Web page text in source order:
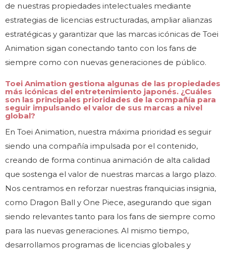
de nuestras propiedades intelectuales mediante
estrategias de licencias estructuradas, ampliar alianzas
estratégicas y garantizar que las marcas icónicas de Toei
Animation sigan conectando tanto con los fans de
siempre como con nuevas generaciones de público.
Toei Animation gestiona algunas de las propiedades
más icónicas del entretenimiento japonés. ¿Cuáles
son las principales prioridades de la compañía para
seguir impulsando el valor de sus marcas a nivel
global?
En Toei Animation, nuestra máxima prioridad es seguir
siendo una compañía impulsada por el contenido,
creando de forma continua animación de alta calidad
que sostenga el valor de nuestras marcas a largo plazo.
Nos centramos en reforzar nuestras franquicias insignia,
como Dragon Ball y One Piece, asegurando que sigan
siendo relevantes tanto para los fans de siempre como
para las nuevas generaciones. Al mismo tiempo,
desarrollamos programas de licencias globales y